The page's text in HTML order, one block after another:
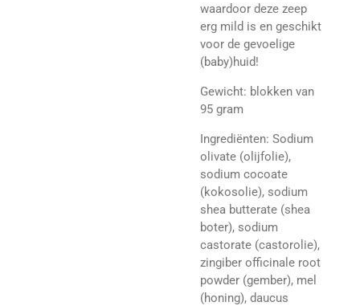
waardoor deze zeep
erg mild is en geschikt
voor de gevoelige
(baby)huid!
Gewicht: blokken van
95 gram
Ingrediënten: Sodium
olivate (olijfolie),
sodium cocoate
(kokosolie), sodium
shea butterate (shea
boter), sodium
castorate (castorolie),
zingiber officinale root
powder (gember), mel
(honing), daucus